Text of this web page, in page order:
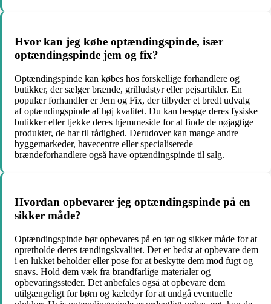
Hvor kan jeg købe optændingspinde, især
optændingspinde jem og fix?
Optændingspinde kan købes hos forskellige forhandlere og
butikker, der sælger brænde, grilludstyr eller pejsartikler. En
populær forhandler er Jem og Fix, der tilbyder et bredt udvalg
af optændingspinde af høj kvalitet. Du kan besøge deres fysiske
butikker eller tjekke deres hjemmeside for at finde de nøjagtige
produkter, de har til rådighed. Derudover kan mange andre
byggemarkeder, havecentre eller specialiserede
brændeforhandlere også have optændingspinde til salg.
Hvordan opbevarer jeg optændingspinde på en
sikker måde?
Optændingspinde bør opbevares på en tør og sikker måde for at
opretholde deres tændingskvalitet. Det er bedst at opbevare dem
i en lukket beholder eller pose for at beskytte dem mod fugt og
snavs. Hold dem væk fra brandfarlige materialer og
opbevaringssteder. Det anbefales også at opbevare dem
utilgængeligt for børn og kæledyr for at undgå eventuelle